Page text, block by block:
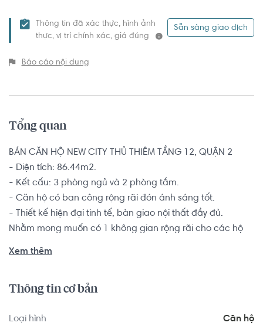
Thông tin đã xác thực, hình ảnh
thực, vị trí chính xác, giá đúng
Sẵn sàng giao dịch
Báo cáo nội dung
Tổng quan
BÁN CĂN HỘ NEW CITY THỦ THIÊM TẦNG 12, QUẬN 2
- Diện tích: 86.44m2.
- Kết cấu: 3 phòng ngủ và 2 phòng tắm.
- Căn hộ có ban công rộng rãi đón ánh sáng tốt.
- Thiết kế hiện đại tinh tế, bàn giao nội thất đầy đủ.
Nhằm mong muốn có 1 không gian rộng rãi cho các hộ
thích.
Ngoài ra, khu căn hộ New City còn sở hữu một hệ thống
Xem thêm
Thông tin cơ bản
Loại hình Căn hộ